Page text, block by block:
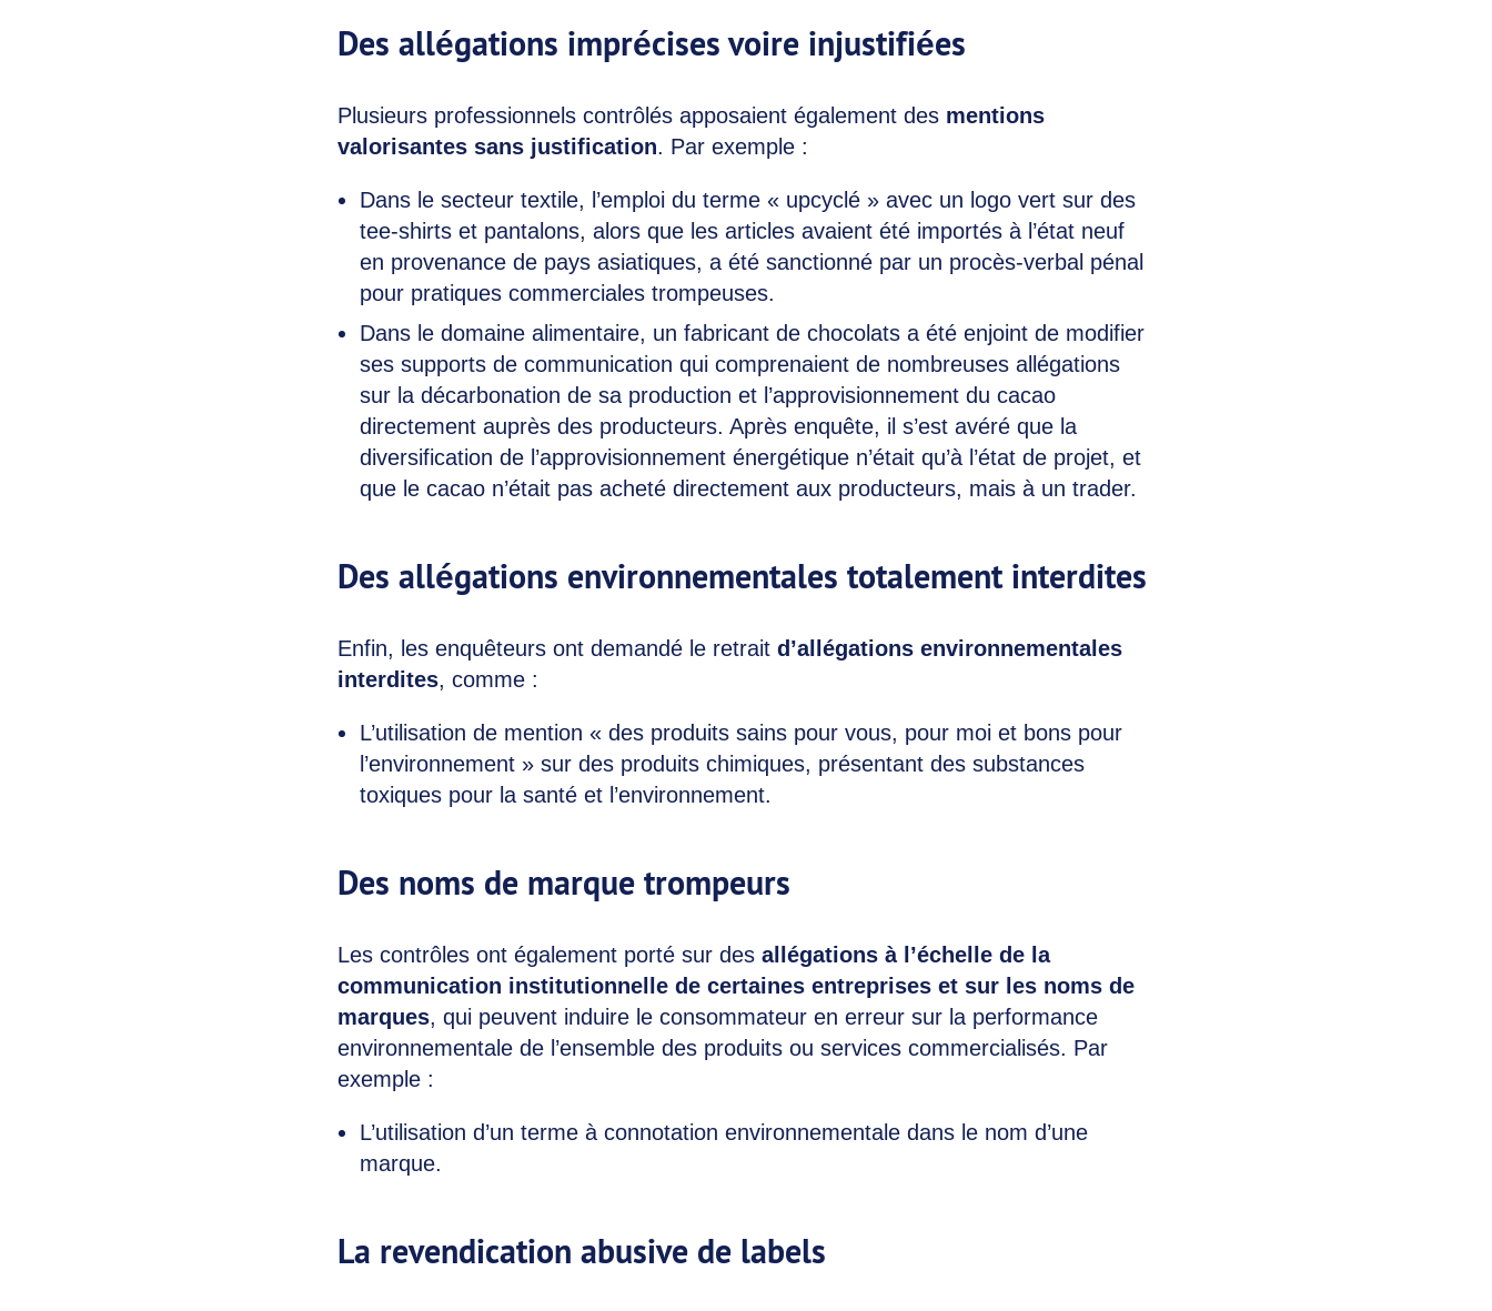
Des allégations imprécises voire injustifiées
Plusieurs professionnels contrôlés apposaient également des mentions
valorisantes sans justification. Par exemple :
Dans le secteur textile, l’emploi du terme « upcyclé » avec un logo vert sur des
tee-shirts et pantalons, alors que les articles avaient été importés à l’état neuf
en provenance de pays asiatiques, a été sanctionné par un procès-verbal pénal
pour pratiques commerciales trompeuses.
Dans le domaine alimentaire, un fabricant de chocolats a été enjoint de modifier
ses supports de communication qui comprenaient de nombreuses allégations
sur la décarbonation de sa production et l’approvisionnement du cacao
directement auprès des producteurs. Après enquête, il s’est avéré que la
diversification de l’approvisionnement énergétique n’était qu’à l’état de projet, et
que le cacao n’était pas acheté directement aux producteurs, mais à un trader.
Des allégations environnementales totalement interdites
Enfin, les enquêteurs ont demandé le retrait d’allégations environnementales
interdites, comme :
L’utilisation de mention « des produits sains pour vous, pour moi et bons pour
l’environnement » sur des produits chimiques, présentant des substances
toxiques pour la santé et l’environnement.
Des noms de marque trompeurs
Les contrôles ont également porté sur des allégations à l’échelle de la
communication institutionnelle de certaines entreprises et sur les noms de
marques, qui peuvent induire le consommateur en erreur sur la performance
environnementale de l’ensemble des produits ou services commercialisés. Par
exemple :
L’utilisation d’un terme à connotation environnementale dans le nom d’une
marque.
La revendication abusive de labels